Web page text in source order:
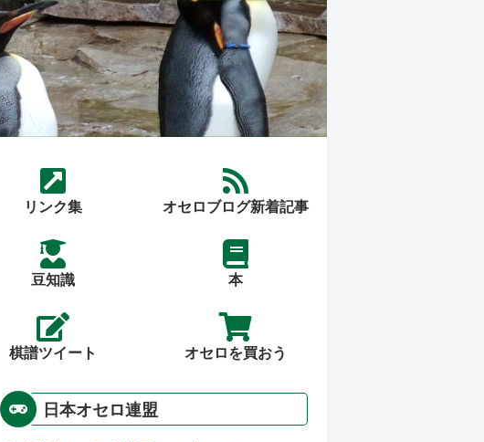
リンク集 オセロブログ新着記事
豆知識 本
棋譜ツイート オセロを買おう
日本オセロ連盟